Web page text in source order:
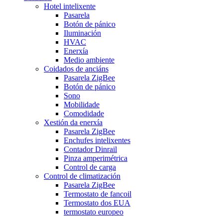
Hotel intelixente
Pasarela
Botón de pánico
Iluminación
HVAC
Enerxía
Medio ambiente
Coidados de anciáns
Pasarela ZigBee
Botón de pánico
Sono
Mobilidade
Comodidade
Xestión da enerxía
Pasarela ZigBee
Enchufes intelixentes
Contador Dinrail
Pinza amperimétrica
Control de carga
Control de climatización
Pasarela ZigBee
Termostato de fancoil
Termostato dos EUA
termostato europeo